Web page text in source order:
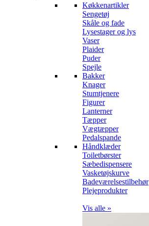
Køkkenartikler
Sengetøj
Skåle og fade
Lysestager og lys
Vaser
Plaider
Puder
Spejle
Bakker
Knager
Stumtjenere
Figurer
Lanterner
Tæpper
Vægtæpper
Pedalspande
Håndklæder
Toiletbørster
Sæbedispensere
Vasketøjskurve
Badeværelsestilbehør
Plejeprodukter
Vis alle »